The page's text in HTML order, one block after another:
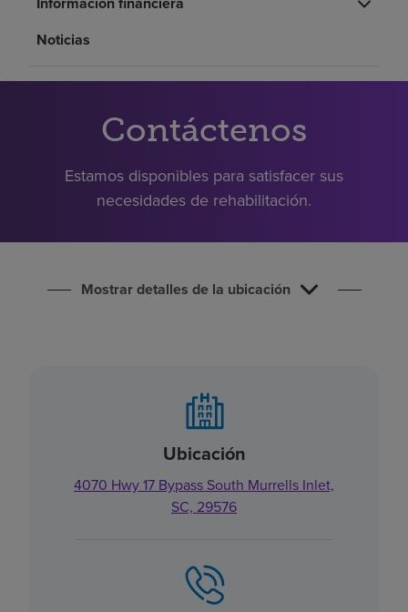
Buscar un centro
Inversores
Noticias
Contáctenos
Estamos disponibles para satisfacer sus
necesidades de rehabilitación.
Mostrar detalles de la ubicación
Ubicación
4070 Hwy 17 Bypass South Murrells Inlet,
SC, 29576